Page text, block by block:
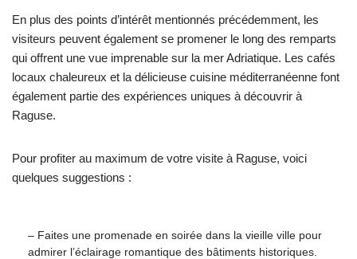
En plus des points d’intérêt mentionnés précédemment, les
visiteurs peuvent également se promener le long des remparts
qui offrent une vue imprenable sur la mer Adriatique. Les cafés
locaux chaleureux et la délicieuse cuisine méditerranéenne font
également partie des expériences uniques à découvrir à
Raguse.
Pour profiter au maximum de votre visite à Raguse, voici
quelques suggestions :
– Faites une promenade en soirée dans la vieille ville pour
admirer l’éclairage romantique des bâtiments historiques.